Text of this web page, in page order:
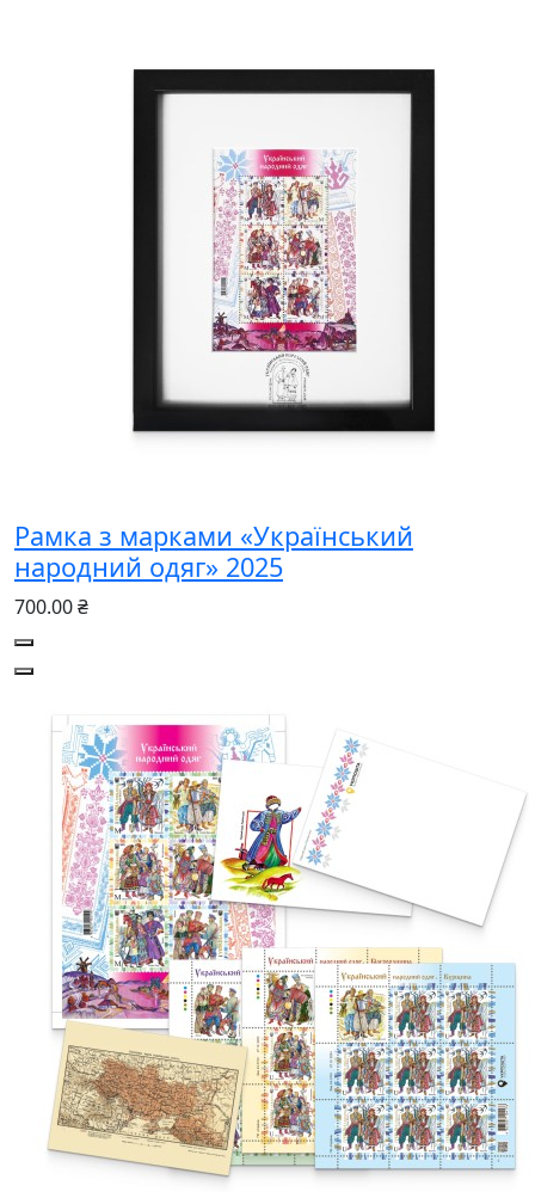
Рамка з марками «Український
народний одяг» 2025
700.00 ₴